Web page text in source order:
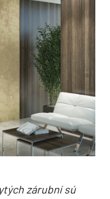
zárubní sú